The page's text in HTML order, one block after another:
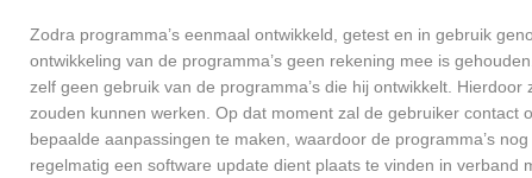
Zodra programma’s eenmaal ontwikkeld, getest en in gebruik
ontwikkeling van de programma’s geen rekening mee is
zelf geen gebruik van de programma’s die hij ontwikkelt.
zouden kunnen werken. Op dat moment zal de gebruiker
bepaalde aanpassingen te maken, waardoor de programma’s
regelmatig een software update dient plaats te vinden in